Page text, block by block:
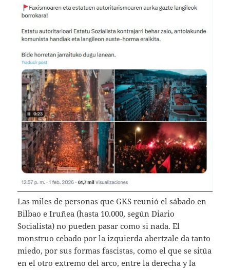
Las miles de personas que GKS reunió el sábado en
Bilbao e Iruñea (hasta 10.000, según Diario
Socialista) no pueden pasar como si nada. El
monstruo cebado por la izquierda abertzale da tanto
miedo, por sus formas fascistas, como el que se sitúa
en el otro extremo del arco, entre la derecha y la